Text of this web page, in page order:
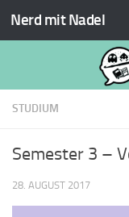
Zum Inhalt springen
Nerd mit Nadel
STUDIUM
Semester 3 –
28. AUGUST 2017